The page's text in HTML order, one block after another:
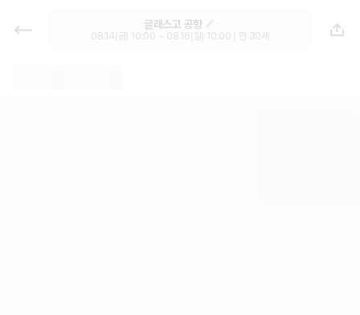
글래스고 공항 렌트카 - 글래스고 렌
터카 가격비교, 한국어 지원 1위 카모
글래스고 공항
08.14(금) 10:00 ~ 08.16(일) 10:00 | 만 30세